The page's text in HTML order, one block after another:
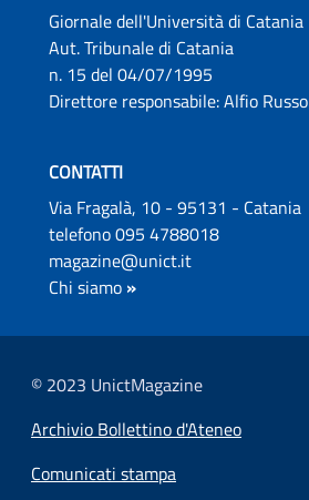
Giornale dell'Università di Catania
Aut. Tribunale di Catania
n. 15 del 04/07/1995
Direttore responsabile: Alfio Russo
CONTATTI
Via Fragalà, 10 - 95131 - Catania
telefono 095 4788018
magazine@unict.it
Chi siamo »
© 2023 UnictMagazine
Archivio Bollettino d'Ateneo
Comunicati stampa